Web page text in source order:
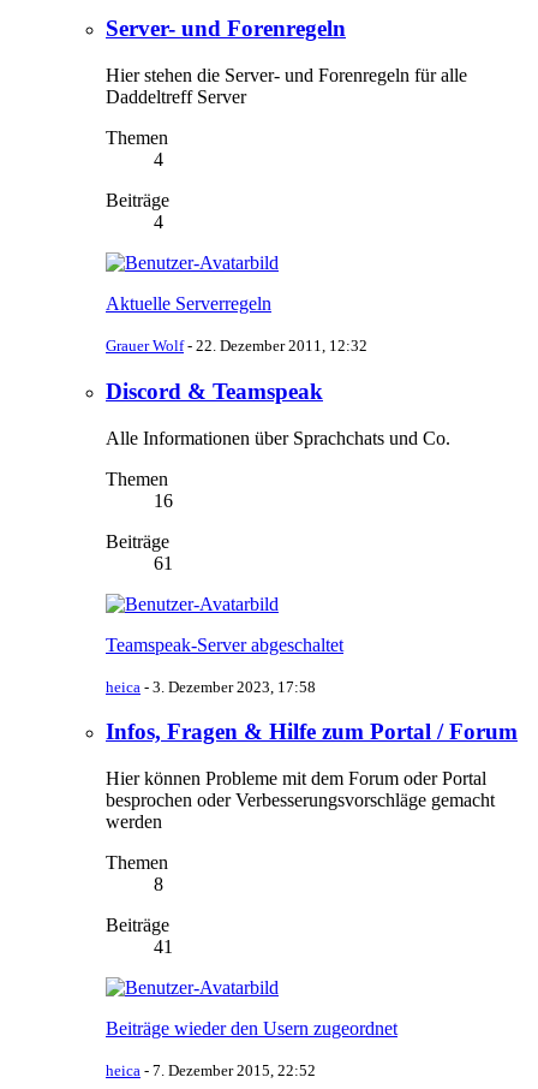
Server- und Forenregeln
Hier stehen die Server- und Forenregeln für alle
Daddeltreff Server
Themen
4
Beiträge
4
Aktuelle Serverregeln
Grauer Wolf- 22. Dezember 2011, 12:32
Discord & Teamspeak
Alle Informationen über Sprachchats und Co.
Themen
16
Beiträge
61
Teamspeak-Server abgeschaltet
heica - 3. Dezember 2023, 17:58
Infos, Fragen & Hilfe zum Portal / Forum
Hier können Probleme mit dem Forum oder Portal
besprochen oder Verbesserungsvorschläge gemacht
werden
Themen
8
Beiträge
41
Beiträge wieder den Usern zugeordnet
heica - 7. Dezember 2015, 22:52